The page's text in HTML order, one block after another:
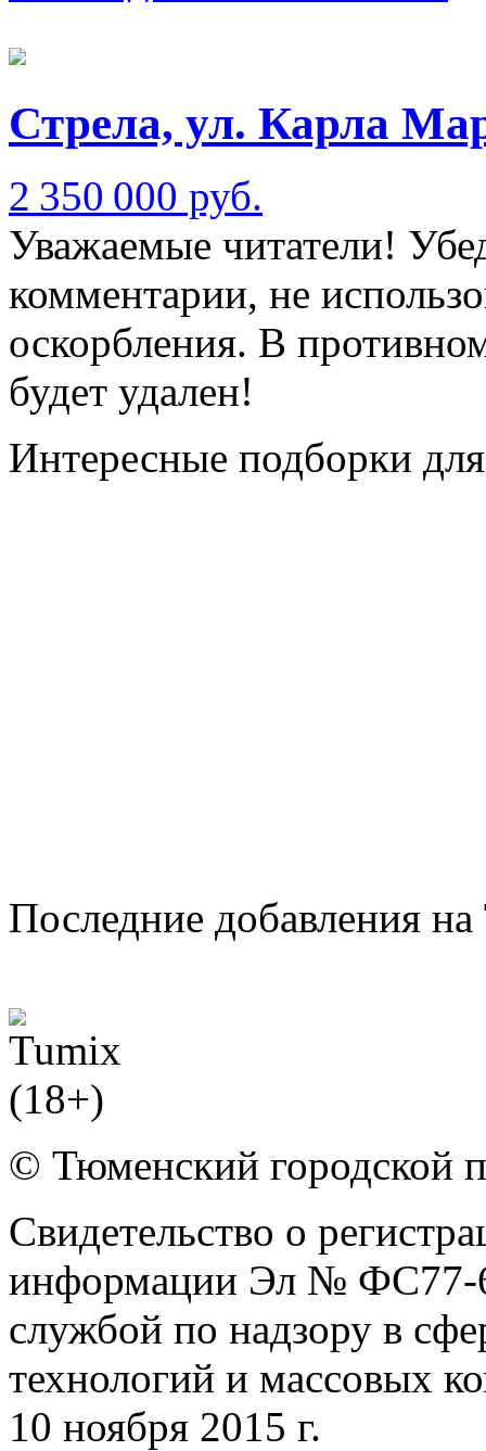
Стрела, ул. Карла
2 350 000 руб.
Уважаемые читатели!
комментарии, не
оскорбления. В
будет удален!
Интересные подборки
Последние добавления
© Тюменский городской
Свидетельство о
информации Эл № ФС77-
службой по надзору в
технологий и массовых
10 ноября 2015 г.